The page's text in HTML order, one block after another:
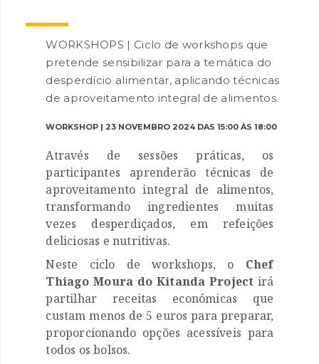
WORKSHOPS | Ciclo de workshops que
pretende sensibilizar para a temática do
desperdício alimentar, aplicando técnicas
de aproveitamento integral de alimentos.
WORKSHOP | 23 NOVEMBRO 2024 DAS 15:00 ÀS 18:00
Através de sessões práticas, os
participantes aprenderão técnicas de
aproveitamento integral de alimentos,
transformando ingredientes muitas
vezes desperdiçados, em refeições
deliciosas e nutritivas.
Neste ciclo de workshops, o Chef
Thiago Moura do Kitanda Project irá
partilhar receitas económicas que
custam menos de 5 euros para preparar,
proporcionando opções acessíveis para
todos os bolsos.